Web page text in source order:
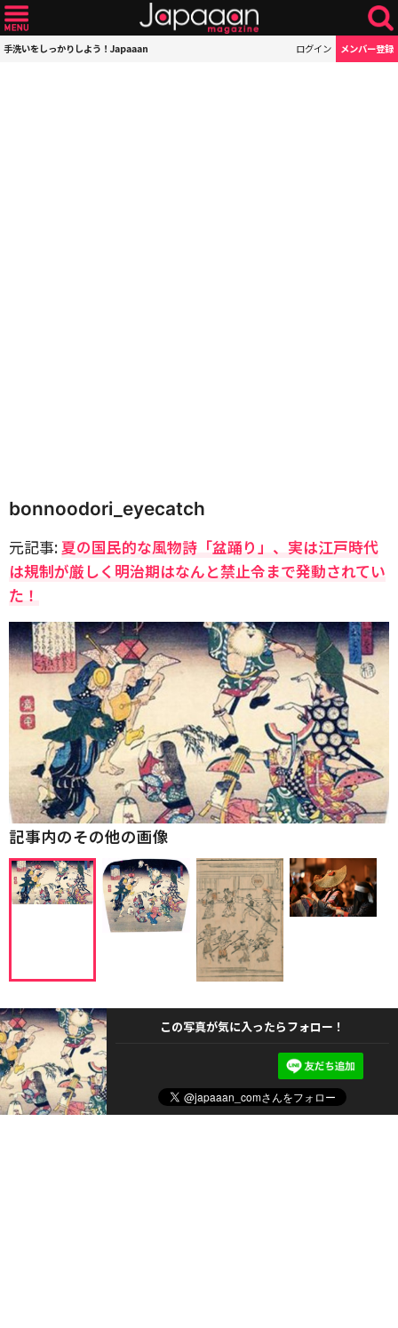
手洗いをしっかりしよう！Japaaan ログイン メンバー登録
bonnoodori_eyecatch
元記事:夏の国民的な風物詩「盆踊り」、実は江戸時代
は規制が厳しく明治期はなんと禁止令まで発動されてい
た！
記事内のその他の画像
この写真が気に入ったらフォロー！